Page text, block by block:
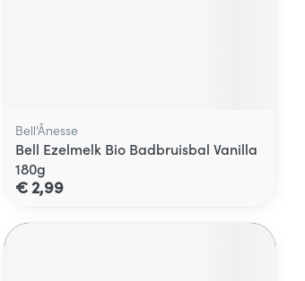
Bell’Ânesse
Bell Ezelmelk Bio Badbruisbal Vanilla
180g
€ 2,99